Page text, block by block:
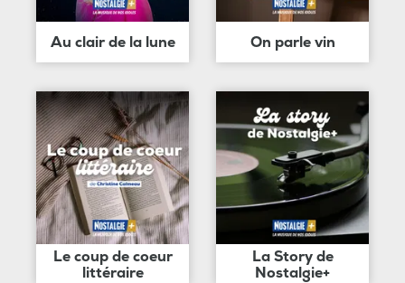
Au clair de la lune On parle vin
Le coup de coeur
littéraire
La Story de
Nostalgie+